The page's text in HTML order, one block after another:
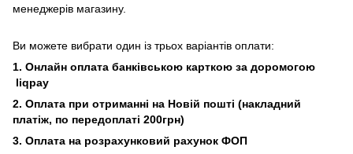
менеджерів магазину.
Ви можете вибрати один із трьох варіантів оплати:
1. Онлайн оплата банківською карткою за доромогою
liqpay
2. Оплата при отриманні на Новій пошті (накладний
платіж, по передоплаті 200грн)
3. Оплата на розрахунковий рахунок ФОП